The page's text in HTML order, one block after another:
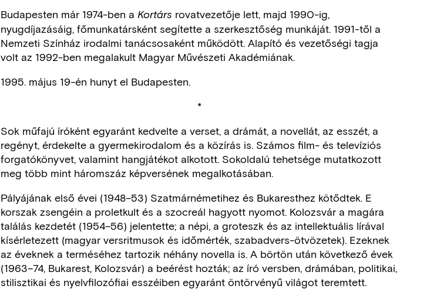
Budapesten már 1974-ben a Kortárs rovatvezetője lett, majd 1990-ig,
nyugdíjazásáig, főmunkatársként segítette a szerkesztőség munkáját. 1991-től a
Nemzeti Színház irodalmi tanácsosaként működött. Alapító és vezetőségi tagja
volt az 1992-ben megalakult Magyar Művészeti Akadémiának.
1995. május 19-én hunyt el Budapesten.
*
Sok műfajú íróként egyaránt kedvelte a verset, a drámát, a novellát, az esszét, a
regényt, érdekelte a gyermekirodalom és a közírás is. Számos film- és televíziós
forgatókönyvet, valamint hangjátékot alkotott. Sokoldalú tehetsége mutatkozott
meg több mint háromszáz képversének megalkotásában.
Pályájának első évei (1948–53) Szatmárnémetihez és Bukaresthez kötődtek. E
korszak zsengéin a proletkult és a szocreál hagyott nyomot. Kolozsvár a magára
találás kezdetét (1954–56) jelentette; a népi, a groteszk és az intellektuális lírával
kísérletezett (magyar versritmusok és időmérték, szabadvers-ötvözetek). Ezeknek
az éveknek a terméséhez tartozik néhány novella is. A börtön után következő évek
(1963–74, Bukarest, Kolozsvár) a beérést hozták; az író versben, drámában, politikai,
stilisztikai és nyelvfilozófiai esszéiben egyaránt öntörvényű világot teremtett.